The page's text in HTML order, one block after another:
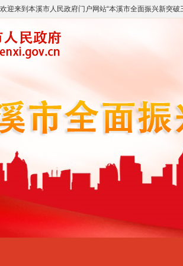
欢迎来到 本溪市人民政府门户网站“本溪市全面振兴新突破